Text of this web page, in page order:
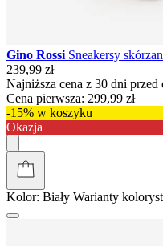
Gino Rossi Sneakersy
239,99 zł
Najniższa cena z 30 dni przed
Cena pierwsza: 299,99 zł
-15% w koszyku
Okazja
Kolor: Biały Warianty